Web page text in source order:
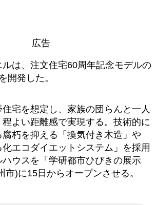
広告
は、注文住宅60周年記念モデルの
開発した。
宅を想定し、家族の団らんと一人
よい距離感で実現する。技術的に
朽を抑える「換気付き木造」や
化エコダイエットシステム」を採用
ハウスを「学研都市ひびきの展示
市)に15日からオープンさせる。